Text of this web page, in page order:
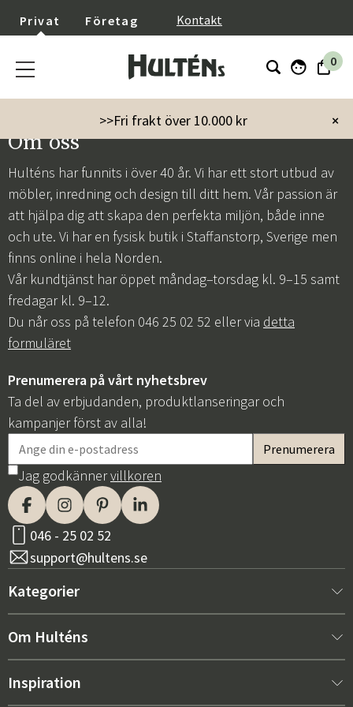
Sverige
Norge
Privat Företag Kontakt
0
×
>>Fri frakt över 10.000 kr
Om oss
Hulténs har funnits i över 40 år. Vi har ett stort utbud av
möbler, inredning och design till ditt hem. Vår passion är
att hjälpa dig att skapa den perfekta miljön, både inne
och ute. Vi har en fysisk butik i Staffanstorp, Sverige men
finns online i hela Norden.
Vår kundtjänst har öppet måndag–torsdag kl. 9–15 samt
fredagar kl. 9–12.
Du når oss på telefon 046 25 02 52 eller via detta
formuläret
Prenumerera på vårt nyhetsbrev
Ta del av erbjudanden, produktlanseringar och
kampanjer först av alla!
Jag godkännervillkoren
046 - 25 02 52
support@hultens.se
Kategorier
Nytt hos oss
Om Hulténs
Om Hulténs
Inspiration